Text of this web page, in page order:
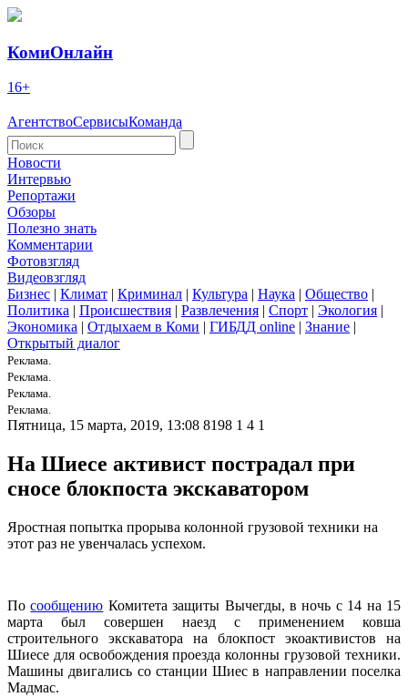
КомиОнлайн
16+
АгентствоСервисыКоманда
Новости
Интервью
Репортажи
Обзоры
Полезно знать
Комментарии
Фотовзгляд
Видеовзгляд
Бизнес | Климат | Криминал | Культура | Наука | Общество |
Политика | Происшествия | Развлечения | Спорт | Экология |
Экономика | Отдыхаем в Коми | ГИБДД online | Знание |
Открытый диалог
Реклама.
Реклама.
Реклама.
Реклама.
Пятница, 15 марта, 2019, 13:08 8198 1 4 1
На Шиесе активист пострадал при
сносе блокпоста экскаватором
Яростная попытка прорыва колонной грузовой техники на
этот раз не увенчалась успехом.
Посообщению Комитета защиты Вычегды, в ночь с 14 на 15
марта был совершен наезд с применением ковша
строительного экскаватора на блокпост экоактивистов на
Шиесе для освобождения проезда колонны грузовой техники.
Машины двигались со станции Шиес в направлении поселка
Мадмас.